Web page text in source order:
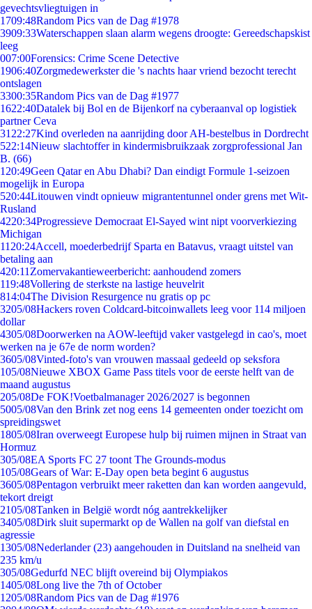
gevechtsvliegtuigen in
1709:48Random Pics van de Dag #1978
3909:33Waterschappen slaan alarm wegens droogte: Gereedschapskist
leeg
007:00Forensics: Crime Scene Detective
1906:40Zorgmedewerkster die 's nachts haar vriend bezocht terecht
ontslagen
3300:35Random Pics van de Dag #1977
1622:40Datalek bij Bol en de Bijenkorf na cyberaanval op logistiek
partner Ceva
31 22:27Kind overleden na aanrijding door AH-bestelbus in Dordrecht
522:14Nieuw slachtoffer in kindermisbruikzaak zorgprofessional Jan
B. (66)
1 20:49Geen Qatar en Abu Dhabi? Dan eindigt Formule 1-seizoen
mogelijk in Europa
520:44Litouwen vindt opnieuw migrantentunnel onder grens met Wit-
Rusland
4220:34Progressieve Democraat El-Sayed wint nipt voorverkiezing
Michigan
11 20:24Accell, moederbedrijf Sparta en Batavus, vraagt uitstel van
betaling aan
420:11 Zomervakantieweerbericht: aanhoudend zomers
119:48Vollering de sterkste na lastige heuvelrit
814:04The Division Resurgence nu gratis op pc
3205/08Hackers roven Coldcard-bitcoinwallets leeg voor 114 miljoen
dollar
4305/08Doorwerken na AOW-leeftijd vaker vastgelegd in cao's, moet
werken na je 67e de norm worden?
3605/08Vinted-foto's van vrouwen massaal gedeeld op seksfora
105/08Nieuwe XBOX Game Pass titels voor de eerste helft van de
maand augustus
205/08De FOK!Voetbalmanager 2026/2027 is begonnen
5005/08Van den Brink zet nog eens 14 gemeenten onder toezicht om
spreidingswet
1805/08Iran overweegt Europese hulp bij ruimen mijnen in Straat van
Hormuz
305/08EA Sports FC 27 toont The Grounds-modus
105/08Gears of War: E-Day open beta begint 6 augustus
3605/08Pentagon verbruikt meer raketten dan kan worden aangevuld,
tekort dreigt
2105/08Tanken in België wordt nóg aantrekkelijker
3405/08Dirk sluit supermarkt op de Wallen na golf van diefstal en
agressie
1305/08Nederlander (23) aangehouden in Duitsland na snelheid van
235 km/u
305/08Gedurfd NEC blijft overeind bij Olympiakos
1405/08Long live the 7th of October
1205/08Random Pics van de Dag #1976